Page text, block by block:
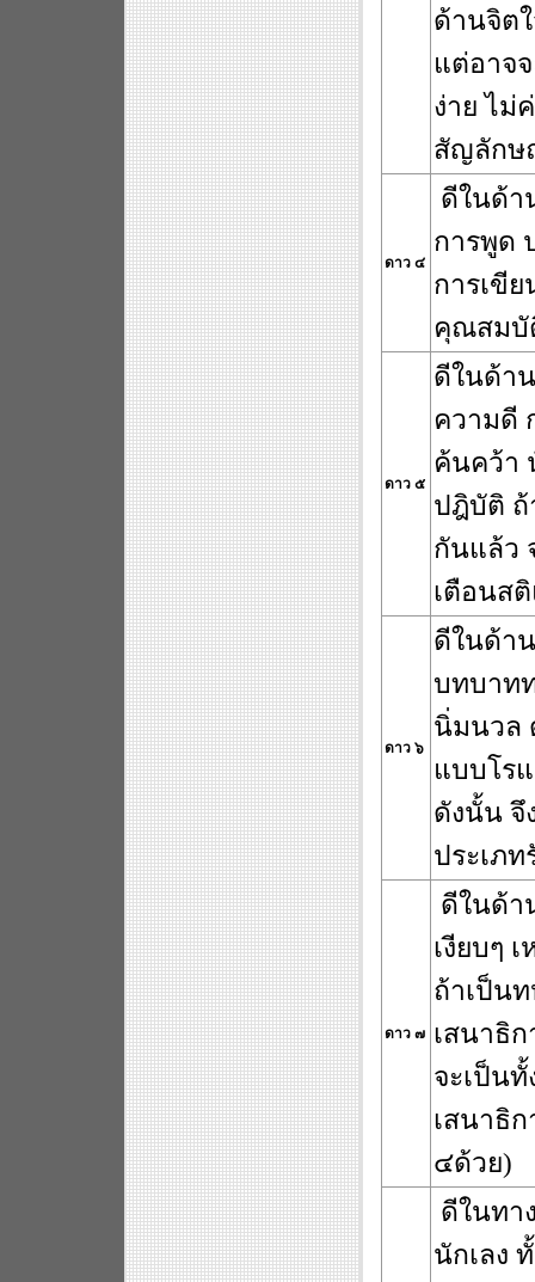
ด้านจิต
แต่อาจ
ง่าย ไม่
สัญลักษ
ดาว ๔
ดีในด้า
การพูด
การเขี
คุณสมบั
ดาว ๕
ดีในด้า
ความดี
ค้นคว้า
ปฎิบัติ ถ้
กันแล้ว
เตือนส
ดาว ๖
ดีในด้า
บทบาท
นิ่มนวล
แบบโร
ดังนั้น จึ
ประเภท
ดาว ๗
ดีในด้า
เงียบๆ
ถ้าเป็น
เสนาธิ
จะเป็น
เสนาธิ
๔ด้วย)
ดีในทา
นักเลง